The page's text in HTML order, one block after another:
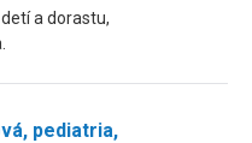
a dorastu,
pediatria,